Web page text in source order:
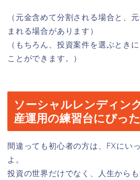
（元金含めて分割される場合と、
まれる場合があります）
（もちろん、投資案件を選ぶとき
ことができます。）
ソーシャルレンディン
産運用の練習台にぴっ
間違っても初心者の方は、FXにい
よ。
投資の世界だけでなく、人生から